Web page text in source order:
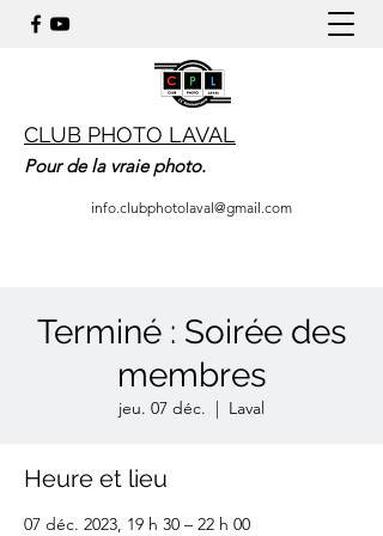
CLUB PHOTO LAVAL
Pour de la vraie photo.
info.clubphotolaval@gmail.com
Terminé : Soirée des
membres
jeu. 07 déc.
  |
Laval
Heure et lieu
07 déc. 2023, 19 h 30 – 22 h 00